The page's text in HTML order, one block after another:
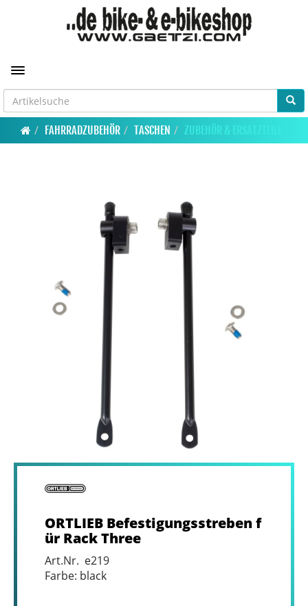
Toggle navigation
FAHRRADZUBEHÖR TASCHEN ZUBEHÖR & ERSATZTEILE
ORTLIEB Befestigungsstreben f
ür Rack Three
Art.Nr. e219
Farbe: black